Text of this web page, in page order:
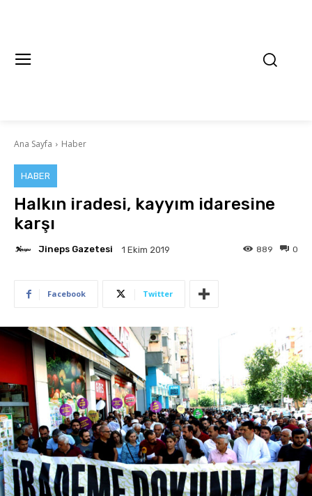
Ana Sayfa Haber
HABER
Halkın iradesi, kayyım idaresine
karşı
Jineps Gazetesi 1 Ekim 2019 0
889
Facebook Twitter